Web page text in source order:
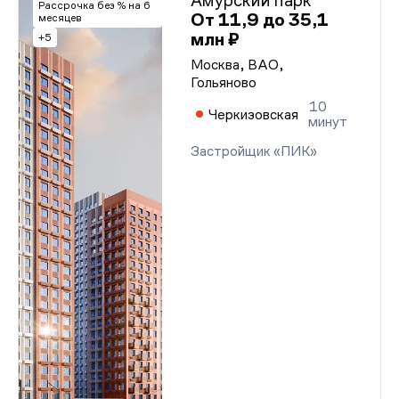
Проектная декларация от 06.11.2025 г.
Проектная декларация от 06.11.2025 г.
Проектная декларация от 06.11.2025 г.
Проектная декларация от 06.11.2025 г.
Проектная декларация от 06.11.2025 г.
Проектная декларация от 06.11.2025 г.
Проектная декларация от 06.11.2025 г.
Проектная декларация от 06.11.2025 г.
Проектная декларация от 06.11.2025 г.
Проектная декларация от 06.11.2025 г.
Проектная декларация от 06.11.2025 г.
Проектная декларация от 06.11.2025 г.
Проектная декларация от 06.11.2025 г.
Проектная декларация от 06.11.2025 г.
Проектная декларация от 06.11.2025 г.
Проектная декларация от 06.11.2025 г.
Проектная декларация от 06.11.2025 г.
Проектная декларация от 06.11.2025 г.
Проектная декларация от 06.11.2025 г.
Проектная декларация от 06.11.2025 г.
Проектная декларация от 06.11.2025 г.
Проектная декларация от 06.11.2025 г.
Проектная декларация от 06.11.2025 г.
Проектная декларация от 06.11.2025 г.
Проектная декларация от 06.11.2025 г.
Проектная декларация от 06.11.2025 г.
Рассрочка без % на 6
месяцев
+5
От 11,9 до 35,1
млн ₽
Москва, ВАО,
Гольяново
Черкизовская
10
минут
Застройщик «ПИК»